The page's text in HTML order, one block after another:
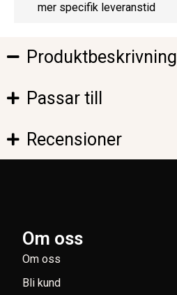
mer specifik leveranstid
Produktbeskrivning
Passar till
Recensioner
Om oss
Om oss
Bli kund